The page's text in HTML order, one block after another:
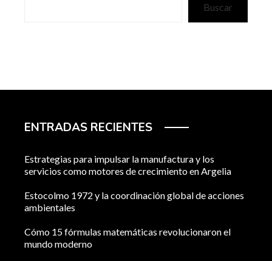
Buscar
ENTRADAS RECIENTES
Estrategias para impulsar la manufactura y los
servicios como motores de crecimiento en Argelia
Estocolmo 1972 y la coordinación global de acciones
ambientales
Cómo 15 fórmulas matemáticas revolucionaron el
mundo moderno